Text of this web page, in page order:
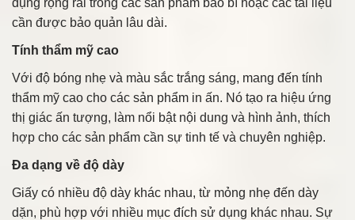
dụng rộng rãi trong các sản phẩm bao bì hoặc các tài liệu
cần được bảo quản lâu dài.
Tính thẩm mỹ cao
Với độ bóng nhẹ và màu sắc trắng sáng, mang đến tính
thẩm mỹ cao cho các sản phẩm in ấn. Nó tạo ra hiệu ứng
thị giác ấn tượng, làm nổi bật nội dung và hình ảnh, thích
hợp cho các sản phẩm cần sự tinh tế và chuyên nghiệp.
Đa dạng về độ dày
Giấy có nhiều độ dày khác nhau, từ mỏng nhẹ đến dày
dặn, phù hợp với nhiều mục đích sử dụng khác nhau. Sự